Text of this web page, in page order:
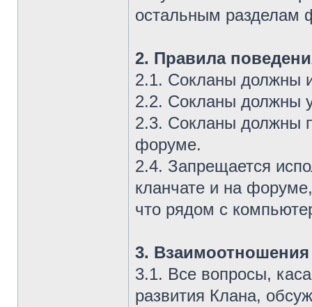
остальным разделам
2. Правила
2.1. Сокланы должны
2.2. Сокланы должны
2.3. Сокланы должны
форуме.
2.4. Запрещается
кланчате и на
что рядом с
3.
3.1. Все вопросы,
развития Клана,